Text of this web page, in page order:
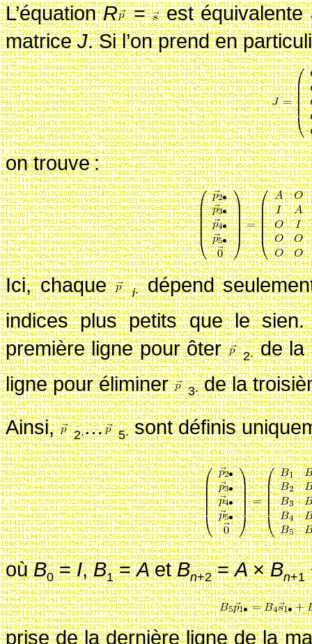
L’équationR =
est
matriceJ. Si l’on prend en
on trouve:
Ici, chaque i∙dépend
indices plus petits que le
première ligne pour ôter
2∙de la
ligne pour éliminer
3∙de la
Ainsi,
2∙… 5∙sont définis
oùB0 =I,B1 =AetBn+2 =A×Bn+1
prise de la dernière ligne de la